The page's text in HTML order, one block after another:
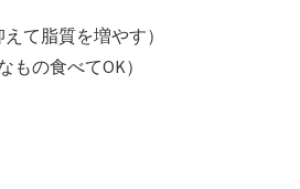
て脂質を増やす）
の食べてOK）